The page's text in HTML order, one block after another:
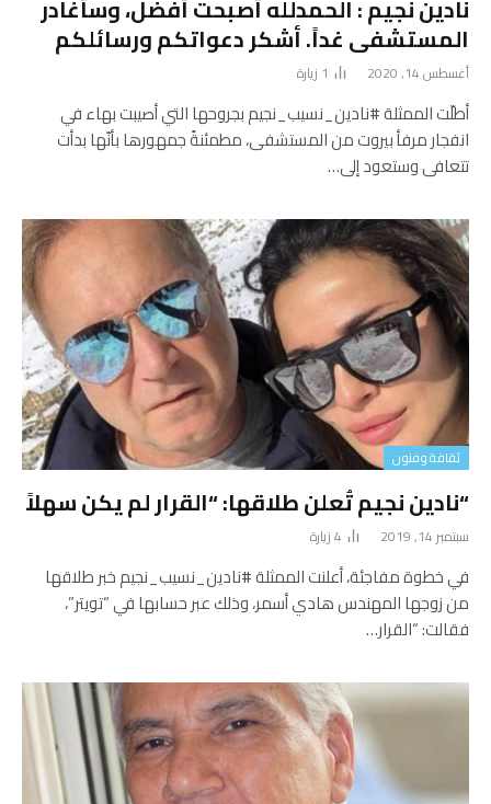
نادين نجيم : الحمدلله أصبحت أفضل، وسأغادر
المستشفى غداً. أشكر دعواتكم ورسائلكم
أغسطس 14, 2020 1 زيارة
أطلّت الممثلة #نادين_نسيب_نجيم بجروحها التي أصيبت بهاء في
انفجار مرفأ بيروت من المستشفى، مطمئنةً جمهورها بأنّها بدأت
تتعافى وستعود إلى…
ثقافة وفنون
“نادين نجيم تُعلن طلاقها: “القرار لم يكن سهلاً
سبتمبر 14, 2019 4زيارة
في خطوة مفاجئة، أعلنت الممثلة #نادين_نسيب_نجيم خبر طلاقها
من زوجها المهندس هادي أسمر، وذلك عبر حسابها في “تويتر”،
فقالت: “القرار…